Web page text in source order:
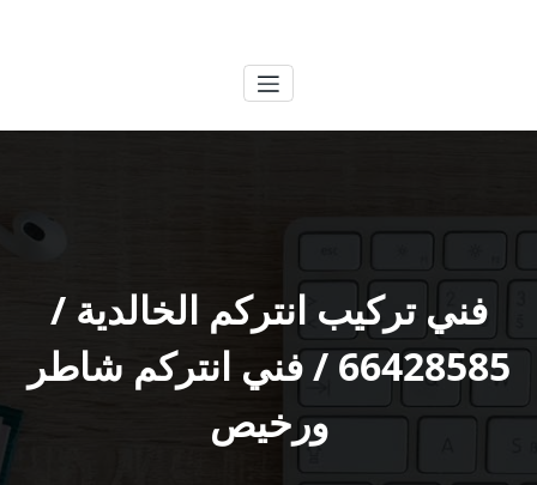
فني تركيب انتركم الخالدية /
66428585 / فني انتركم شاطر
ورخيص